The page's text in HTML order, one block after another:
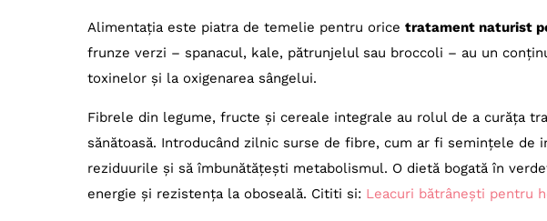
Alimentația este piatra de temelie pentru orice tratament naturist
frunze verzi – spanacul, kale, pătrunjelul sau broccoli – au un
toxinelor și la oxigenarea sângelui.
Fibrele din legume, fructe și cereale integrale au rolul de a curăța
sănătoasă. Introducând zilnic surse de fibre, cum ar fi semințele de
reziduurile și să îmbunătățești metabolismul. O dietă bogată în
energie și rezistența la oboseală. Cititi si: Leacuri bătrânești pentru